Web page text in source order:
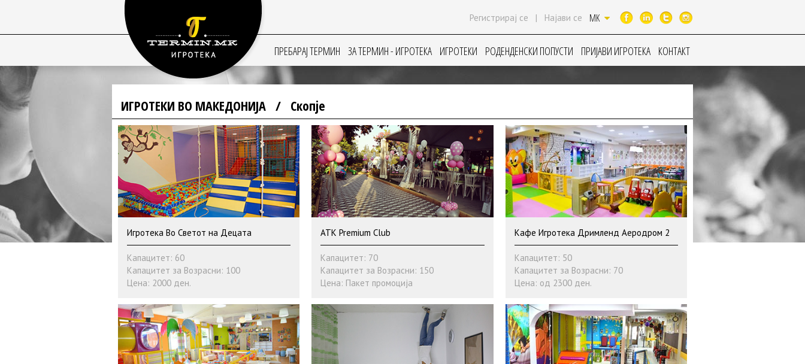
MK
Најави се
|
Регистрирај се
ПРЕБАРАЈ ТЕРМИН ЗА ТЕРМИН - ИГРОТЕКА ИГРОТЕКИ РОДЕНДЕНСКИ ПОПУСТИ ПРИЈАВИ ИГРОТЕКА КОНТАКТ
ИГРОТЕКИ ВО МАКЕДОНИЈА / Скопје
Игротека Во Светот на Децата
Капацитет: 60
Капацитет за Возрасни: 100
Цена: 2000 ден.
ATK Premium Club
Капацитет: 70
Капацитет за Возрасни: 150
Цена: Пакет промоција
Кафе Игротека Дримленд Аеродром 2
Капацитет: 50
Капацитет за Возрасни: 70
Цена: од 2300 ден.